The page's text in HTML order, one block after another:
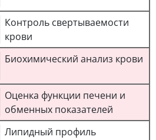
Контроль свертываемости
крови
Биохимический анализ крови
Оценка функции печени и
обменных показателей
Липидный профиль